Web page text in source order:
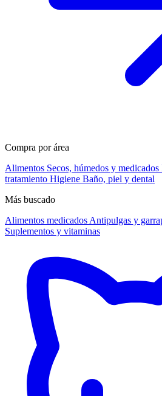
Compra por área
Alimentos Secos, húmedos y medicados
tratamiento Higiene Baño, piel y dental
Más buscado
Alimentos medicados Antipulgas y
Suplementos y vitaminas